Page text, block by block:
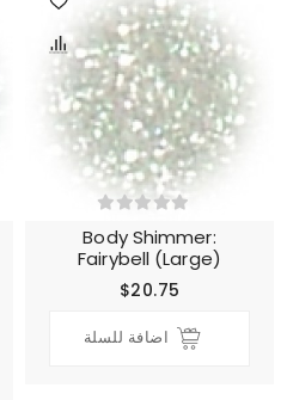
Body Shimmer:
Fairybell (Large)
$20.75
اضافة للسلة